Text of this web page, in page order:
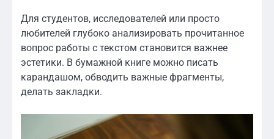
Для студентов, исследователей или просто
любителей глубоко анализировать прочитанное
вопрос работы с текстом становится важнее
эстетики. В бумажной книге можно писать
карандашом, обводить важные фрагменты,
делать закладки.